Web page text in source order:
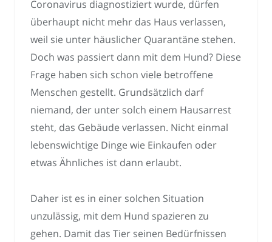
Coronavirus diagnostiziert wurde, dürfen
überhaupt nicht mehr das Haus verlassen,
weil sie unter häuslicher Quarantäne stehen.
Doch was passiert dann mit dem Hund? Diese
Frage haben sich schon viele betroffene
Menschen gestellt. Grundsätzlich darf
niemand, der unter solch einem Hausarrest
steht, das Gebäude verlassen. Nicht einmal
lebenswichtige Dinge wie Einkaufen oder
etwas Ähnliches ist dann erlaubt.
Daher ist es in einer solchen Situation
unzulässig, mit dem Hund spazieren zu
gehen. Damit das Tier seinen Bedürfnissen